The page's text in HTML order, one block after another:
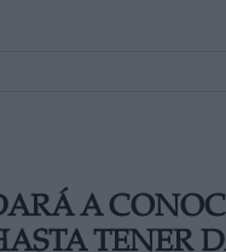
A
TENER